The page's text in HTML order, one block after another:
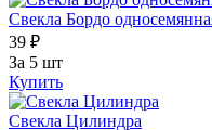
Свекла Бордо
39 ₽
За 5 шт
Купить
Свекла Цилиндра